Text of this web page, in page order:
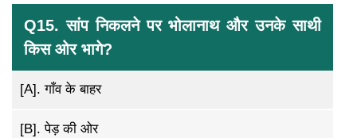
Q15. सांप निकलने पर भोलानाथ और उनके साथी
किस ओर भागे?
[A].गाँव के बाहर
[B].पेड़ की ओर